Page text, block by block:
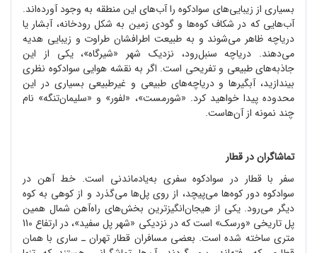
بسیاری از زیباییهای سوادکوه را آبهای این منطقه به وجود آوردهاند.
آبهایی که در شکاف کوهها و گودی زمین به شکل رودخانه، آبشار یا
دریاچه ظاهر میشوند و به طبیعت اطرافشان طراوت و زیبایی هدیه
میدهند. دریاچه سنبلرود، نزدیک شهر «شیرگاه»، یکی از این
جاذبههای طبیعی و تفریحی است. اگر به نقشه هوایی سوادکوه نظری
بیندازید، آبگیرها و دریاچههای طبیعی و غیرطبیعی بسیاری در این
محدوده پیدا خواهید کرد. «شورمست»، «لفور» و «سلیمانتنگه» نام
چند نمونه از آنهاست.
تماشاگران در قطار
سفر با قطار در سوادکوه سفری بهیادماندنی است. خط آهن در
سوادکوه دور کوهها میپیچد، از روی پلها میگذرد و از کوهی به کوه
دیگر میرود. یکی از هیجانانگیزترین بخشهای راهآهن شمال همین
پل تاریخی «ورسک» است که در نزدیکی «شهر پل سفید»، در ارتفاع 110
متری ساخته شده است. بعضی مسافران قطار تهران ـ ساری با همان